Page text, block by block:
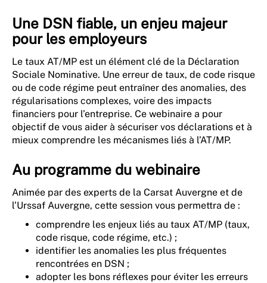
Une DSN fiable, un enjeu majeur
pour les employeurs
Le taux AT/MP est un élément clé de la Déclaration
Sociale Nominative. Une erreur de taux, de code risque
ou de code régime peut entraîner des anomalies, des
régularisations complexes, voire des impacts
financiers pour l’entreprise. Ce webinaire a pour
objectif de vous aider à sécuriser vos déclarations et à
mieux comprendre les mécanismes liés à l’AT/MP.
Au programme du webinaire
Animée par des experts de la Carsat Auvergne et de
l’Urssaf Auvergne, cette session vous permettra de :
comprendre les enjeux liés au taux AT/MP (taux,
code risque, code régime, etc.) ;
identifier les anomalies les plus fréquentes
rencontrées en DSN ;
adopter les bons réflexes pour éviter les erreurs